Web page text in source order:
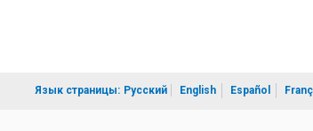
Язык страницы: Русский English Español